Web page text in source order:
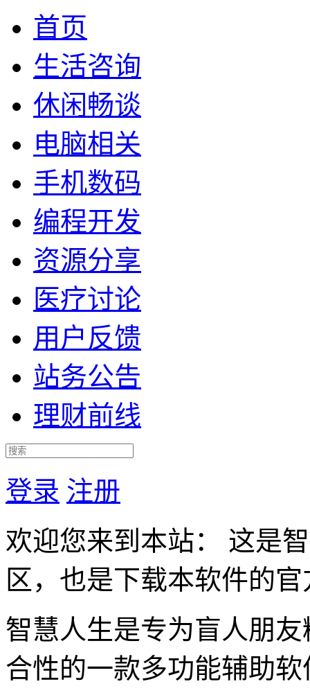
首页
生活咨询
休闲畅谈
电脑相关
手机数码
编程开发
资源分享
医疗讨论
用户反馈
站务公告
理财前线
登录 注册
欢迎您来到本站： 这是
区，也是下载本软件的
智慧人生是专为盲人朋
合性的一款多功能辅助